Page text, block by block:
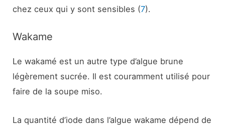
chez ceux qui y sont sensibles (7).
Wakame
Le wakamé est un autre type d’algue brune
légèrement sucrée. Il est couramment utilisé pour
faire de la soupe miso.
La quantité d’iode dans l’algue wakame dépend de